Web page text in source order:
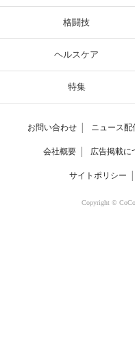
格闘技
ヘルスケア
特集
お問い合わせ ニュース配
会社概要 広告掲載に
サイトポリシー
Copyright ©